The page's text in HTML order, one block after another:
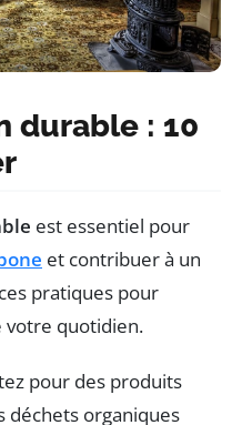
durable : 10
est essentiel pour
et contribuer à un
pratiques pour
votre quotidien.
pour des produits
déchets organiques